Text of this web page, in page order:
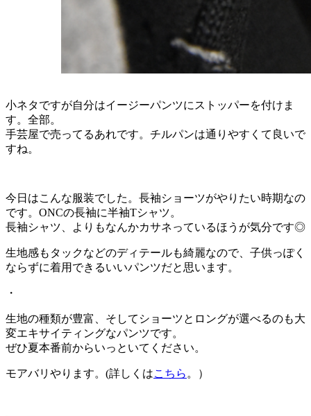
小ネタですが自分はイージーパンツにストッパーを付けま
す。全部。
手芸屋で売ってるあれです。チルパンは通りやすくて良いで
すね。
今日はこんな服装でした。長袖ショーツがやりたい時期なの
です。ONCの長袖に半袖Tシャツ。
長袖シャツ、よりもなんかカサネっているほうが気分です◎
生地感もタックなどのディテールも綺麗なので、子供っぽく
ならずに着用できるいいパンツだと思います。
・
生地の種類が豊富、そしてショーツとロングが選べるのも大
変エキサイティングなパンツです。
ぜひ夏本番前からいっといてください。
モアバリやります。(詳しくはこちら 。）